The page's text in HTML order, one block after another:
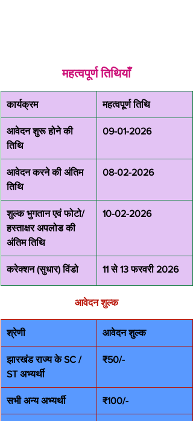
महत्वपूर्ण तिथियाँ
कार्यक्रम महत्वपूर्ण तिथि
आवेदन शुरू होने की
तिथि
09-01-2026
आवेदन करने की अंतिम
तिथि
08-02-2026
शुल्क भुगतान एवं फोटो/
हस्ताक्षर अपलोड की
अंतिम तिथि
10-02-2026
करेक्शन (सुधार) विंडो 11 से 13 फरवरी 2026
आवेदन शुल्क
श्रेणी आवेदन शुल्क
झारखंड राज्य के SC /
ST अभ्यर्थी
₹50/-
सभी अन्य अभ्यर्थी ₹100/-